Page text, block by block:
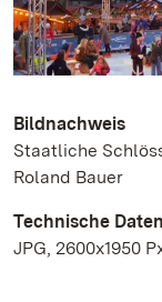
Bildnachweis
Staatliche
Roland Bauer
Technische Daten
JPG, 2600x1950